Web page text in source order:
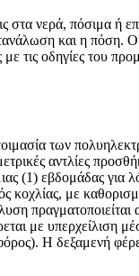
στα νερά, πόσιμα ή
και η
με τις οδηγίες του
των
αντλίες
(1) εβδομάδας για
κοχλίας, με
με
Η δεξαμενή